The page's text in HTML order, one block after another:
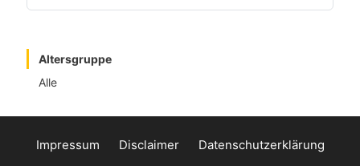
Altersgruppe
Alle
Impressum Disclaimer Datenschutzerklärung